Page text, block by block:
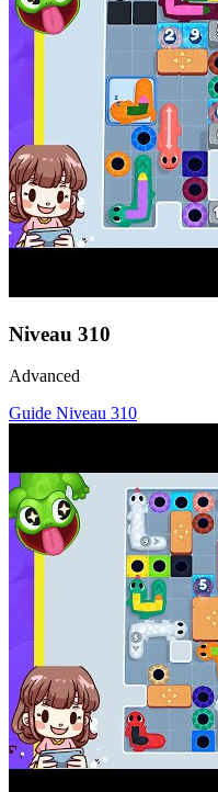
Niveau 310
Advanced
Guide Niveau 310